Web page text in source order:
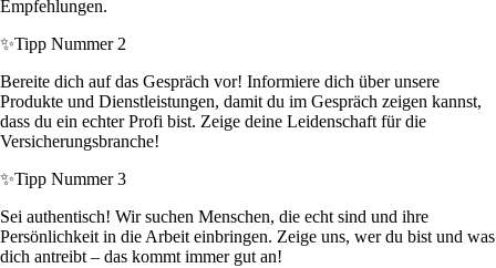
Empfehlungen.
✨Tipp Nummer 2
Bereite dich auf das Gespräch vor! Informiere dich über unsere
Produkte und Dienstleistungen, damit du im Gespräch zeigen kannst,
dass du ein echter Profi bist. Zeige deine Leidenschaft für die
Versicherungsbranche!
✨Tipp Nummer 3
Sei authentisch! Wir suchen Menschen, die echt sind und ihre
Persönlichkeit in die Arbeit einbringen. Zeige uns, wer du bist und was
dich antreibt – das kommt immer gut an!